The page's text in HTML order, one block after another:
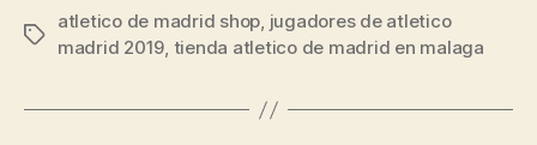
Etiquetas
atletico de madrid shop, jugadores de atletico
madrid 2019, tienda atletico de madrid en malaga